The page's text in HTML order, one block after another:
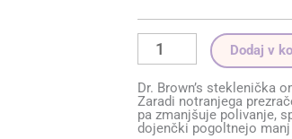
ml
Dr.
Browns
količina
Dodaj v
Dr. Brown’s steklenička
Zaradi notranjega
pa zmanjšuje polivanje,
dojenčki pogoltnejo manj